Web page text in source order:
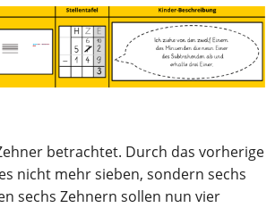
betrachtet. Durch das vorherige
nicht mehr sieben, sondern sechs
sechs Zehnern sollen nun vier